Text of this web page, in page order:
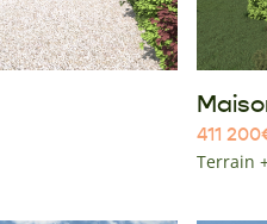
411 200
Terrain